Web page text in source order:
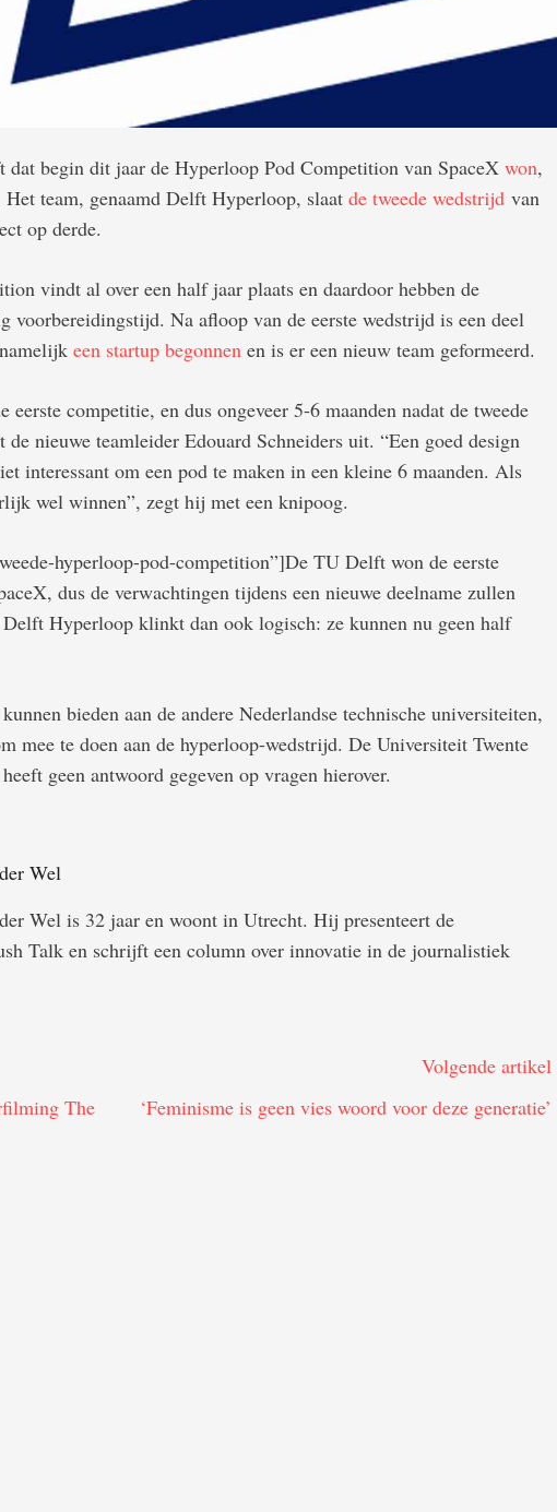
begin dit jaar de Hyperloop Pod Competition van SpaceX won,
team, genaamd Delft Hyperloop, slaat de tweede wedstrijd van
op derde.
vindt al over een half jaar plaats en daardoor hebben de
voorbereidingstijd. Na afloop van de eerste wedstrijd is een deel
een startup begonnen en is er een nieuw team geformeerd.
competitie, en dus ongeveer 5-6 maanden nadat de tweede
nieuwe teamleider Edouard Schneiders uit. “Een goed design
interessant om een pod te maken in een kleine 6 maanden. Als
wel winnen”, zegt hij met een knipoog.
hyperloop-pod-competition”]De TU Delft won de eerste
dus de verwachtingen tijdens een nieuwe deelname zullen
Hyperloop klinkt dan ook logisch: ze kunnen nu geen half
bieden aan de andere Nederlandse technische universiteiten,
mee te doen aan de hyperloop-wedstrijd. De Universiteit Twente
geen antwoord gegeven op vragen hierover.
Wel
Wel is 32 jaar en woont in Utrecht. Hij presenteert de
Talk en schrijft een column over innovatie in de journalistiek
The
Volgende artikel
‘Feminisme is geen vies woord voor deze generatie’